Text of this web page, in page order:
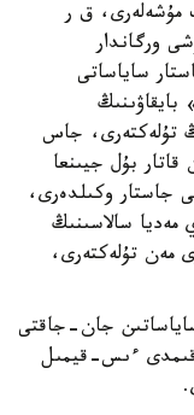
مۇشەلەرى، ق ر
ورگاندار
ساياساتى
جاڭا ەسىم» بايقاۋىنىڭ
تۇلەكتەرى، جاس
بۇل جيىنعا
جاستار وكىلدەرى،
مەديا سالاسىنىڭ
مەن تۇلەكتەرى،
جان-جاقتى
ءىس-قيمىل